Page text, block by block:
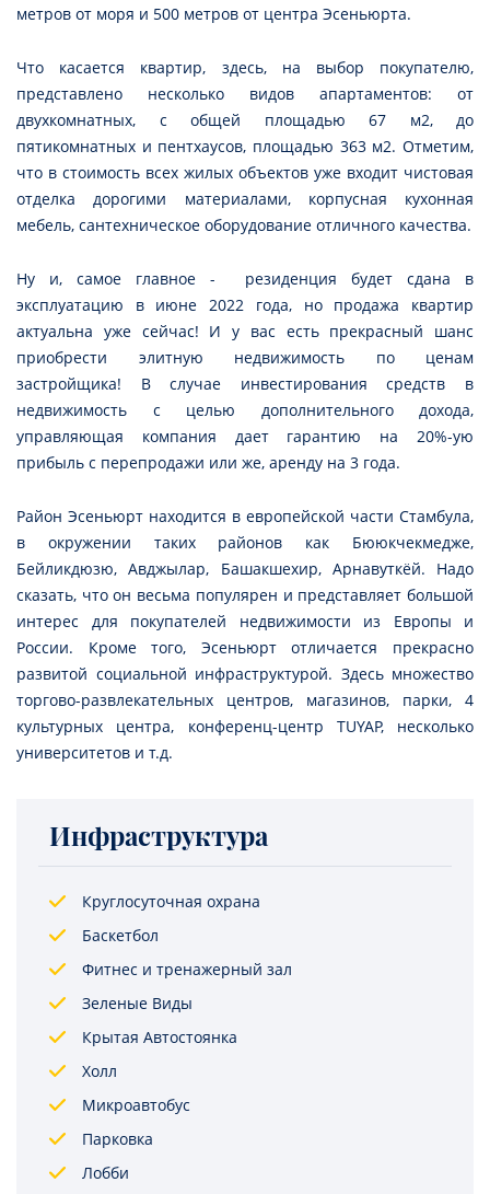
метров от моря и 500 метров от центра Эсеньюрта.
Что касается квартир, здесь, на выбор покупателю,
представлено несколько видов апартаментов: от
двухкомнатных, с общей площадью 67 м2, до
пятикомнатных и пентхаусов, площадью 363 м2. Отметим,
что в стоимость всех жилых объектов уже входит чистовая
отделка дорогими материалами, корпусная кухонная
мебель, сантехническое оборудование отличного качества.
Ну и, самое главное - резиденция будет сдана в
эксплуатацию в июне 2022 года, но продажа квартир
актуальна уже сейчас! И у вас есть прекрасный шанс
приобрести элитную недвижимость по ценам
застройщика! В случае инвестирования средств в
недвижимость с целью дополнительного дохода,
управляющая компания дает гарантию на 20%-ую
прибыль с перепродажи или же, аренду на 3 года.
Район Эсеньюрт находится в европейской части Стамбула,
в окружении таких районов как Бююкчекмедже,
Бейликдюзю, Авджылар, Башакшехир, Арнавуткёй. Надо
сказать, что он весьма популярен и представляет большой
интерес для покупателей недвижимости из Европы и
России. Кроме того, Эсеньюрт отличается прекрасно
развитой социальной инфраструктурой. Здесь множество
торгово-развлекательных центров, магазинов, парки, 4
культурных центра, конференц-центр TUYAP, несколько
университетов и т.д.
Инфраструктура
Круглосуточная охрана
Баскетбол
Фитнес и тренажерный зал
Зеленые Виды
Крытая Автостоянка
Холл
Микроавтобус
Парковка
Лобби